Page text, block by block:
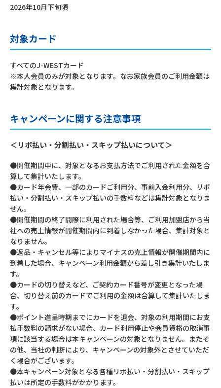
2026年10月下旬頃
対象カード
すべてのJ-WESTカード
※本人会員のみが対象となります。なお家族会員のご利用金額は
集計対象となります。
キャンペーンに関する注意事項
＜リボ払い・分割払い・スキップ払いについて＞
●開催期間中に、対象となるお支払方法でご利用された金額を合
算して集計いたします。
●カード年会費、一部のカードご利用分、事前入金利用分、リボ
払い・分割払い・スキップ払いの手数料などは集計対象となりま
せん。
●開催期間の終了間際に利用された場合等、ご利用加盟店から当
社への売上情報が開催期間内に到着しなかった場合、集計対象と
なりません。
●返品・キャンセル等によりマイナスの売上情報が開催期間内に
到着した場合、キャンペーン利用金額から差し引き集計いたしま
す。
●カードの切り替えなど、ご契約カード番号が変更となった場
合、切り替え前のカードでご利用の金額は合算して集計いたしま
す。
●ポイント進呈時期までにカードを退会、対象の利用期間にお支
払手数料の請求がない場合、カード利用停止や会員資格の取消事
項に該当する場合は本キャンペーンの対象となりません。またそ
の他、当社の判断により、キャンペーンの対象外とさせていただ
く場合がございます。
●本キャンペーン対象となる各種リボ払い・分割払い・スキップ
払いは所定の手数料がかかります。